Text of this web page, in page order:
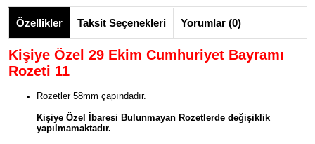
Özellikler Taksit Seçenekleri Yorumlar (0)
Kişiye Özel 29 Ekim Cumhuriyet Bayramı
Rozeti 11
Rozetler 58mm çapındadır.
Kişiye Özel İbaresi Bulunmayan Rozetlerde değişiklik
yapılmamaktadır.